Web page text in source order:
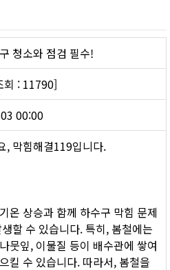
청소와 점검 필수!
: 11790]
00:00
, 막힘해결119입니다.
온 상승과 함께 하수구 막힘 문제
할 수 있습니다. 특히, 봄철에는
뭇잎, 이물질 등이 배수관에 쌓여
킬 수 있습니다. 따라서, 봄철을